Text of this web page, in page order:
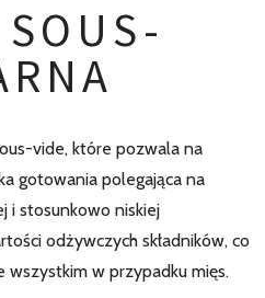
vide, które pozwala na
gotowania polegająca na
i stosunkowo niskiej
odżywczych składników, co
wszystkim w przypadku mięs.